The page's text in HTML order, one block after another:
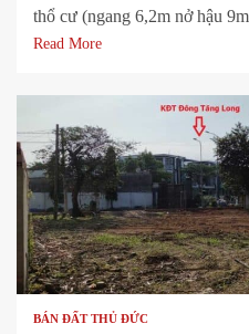
thổ cư (ngang 6,2m nở hậu
Read More
1 min read
BÁN ĐẤT THỦ ĐỨC